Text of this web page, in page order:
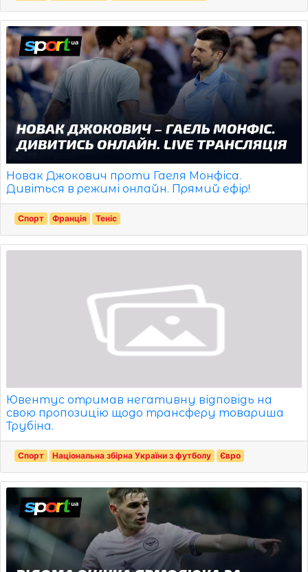
Новак Джокович проти Гаеля Монфіса.
Дивіться в режимі онлайн. Прямий ефір!
Спорт Франція Теніс
Ювентус отримав негативну відповідь на
свою пропозицію щодо трансферу товариша
Трубіна.
Спорт Національна збірна України з футболу Євро